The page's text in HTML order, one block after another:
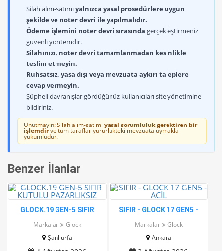
Silah alım-satımıyalnızca yasal prosedürlere uygun
şekilde ve noter devri ile yapılmalıdır.
Ödeme işlemini noter devri sırasında gerçekleştirmeniz
güvenli yöntemdir.
Silahınızı, noter devri tamamlanmadan kesinlikle
teslim etmeyin.
Ruhsatsız, yasa dışı veya mevzuata aykırı taleplere
cevap vermeyin.
Şüpheli davranışlar gördüğünüz kullanıcıları site yönetimine
bildiriniz.
Unutmayın: Silah alım-satımı yasal sorumluluk gerektiren bir
işlemdirve tüm taraflar yürürlükteki mevzuata uymakla
yükümlüdür.
Benzer İlanlar
GLOCK.19 GEN-5 SIFIR
Markalar
Glock
Şanlıurfa
SIFIR - GLOCK 17 GEN5 -
Markalar
Glock
Ankara